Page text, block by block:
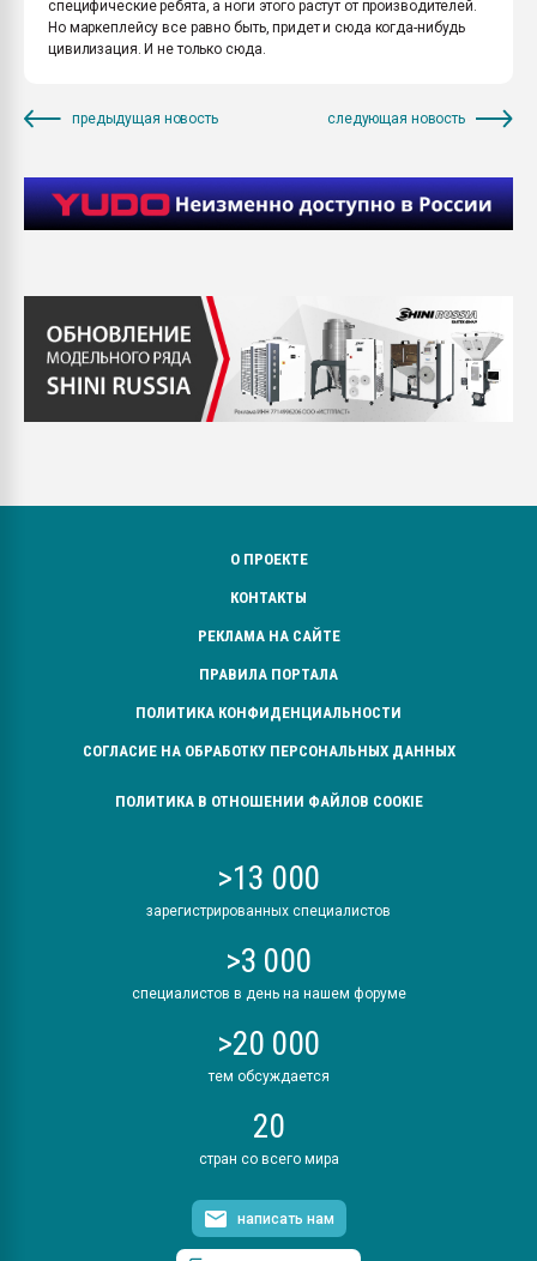
специфические ребята, а ноги этого растут от производителей.
Но маркеплейсу все равно быть, придет и сюда когда-нибудь
цивилизация. И не только сюда.
предыдущая новость следующая новость
О ПРОЕКТЕ
КОНТАКТЫ
РЕКЛАМА НА САЙТЕ
ПРАВИЛА ПОРТАЛА
ПОЛИТИКА КОНФИДЕНЦИАЛЬНОСТИ
СОГЛАСИЕ НА ОБРАБОТКУ ПЕРСОНАЛЬНЫХ ДАННЫХ
ПОЛИТИКА В ОТНОШЕНИИ ФАЙЛОВ COOKIE
>13 000
зарегистрированных специалистов
>3 000
специалистов в день на нашем форуме
>20 000
тем обсуждается
20
стран со всего мира
написать нам